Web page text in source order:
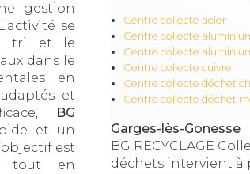
gestion
se
tri et le
dans le
en
et
BG
et un
est
tout en
Centre collecte acier
Centre collecte
Centre collecte
Centre collecte cuivre
Centre collecte déchet
Centre collecte déchet
Garges-lès-Gonesse
BG RECYCLAGE
déchets intervient à